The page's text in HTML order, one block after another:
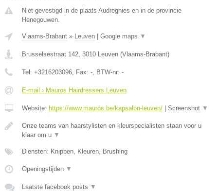
Niet gevestigd in de plaats Audregnies en in de provincie
Henegouwen.
Vlaams-Brabant » Leuven Google maps ▼
Brusselsestraat 142 3010 Leuven (Vlaams-Brabant)
Tel: +3216203096 , Fax: - , BTW-nr: -
E-mail › Mauros Hairdressers Leuven
Website: https://www.mauros.be/kapsalon-leuven/ Screenshot ▼
Onze teams van haarstylisten en kleurspecialisten staan voor u
klaar om u ▼
Diensten: Knippen, Kleuren, Brushing
Openingstijden ▼
Laatste facebook posts ▼